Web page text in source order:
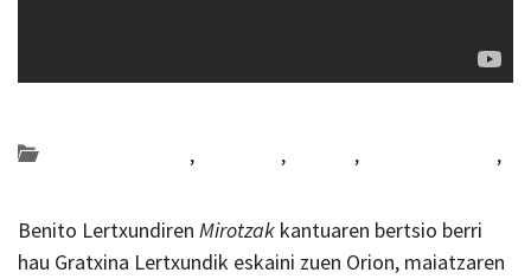
, , ,
,
Benito Lertxundiren Mirotzak kantuaren bertsio berri
hau Gratxina Lertxundik eskaini zuen Orion, maiatzaren